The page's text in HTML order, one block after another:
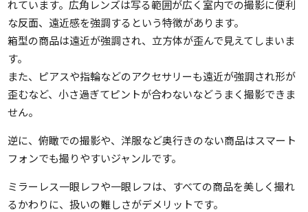
れています。広角レンズは写る範囲が広く室内での撮影に便利
な反面、遠近感を強調するという特徴があります。
箱型の商品は遠近が強調され、立方体が歪んで見えてしまいま
す。
また、ピアスや指輪などのアクセサリーも遠近が強調され形が
歪むなど、小さ過ぎてピントが合わないなどうまく撮影できま
せん。
逆に、俯瞰での撮影や、洋服など奥行きのない商品はスマート
フォンでも撮りやすいジャンルです。
ミラーレス一眼レフや一眼レフは、すべての商品を美しく撮れ
るかわりに、扱いの難しさがデメリットです。